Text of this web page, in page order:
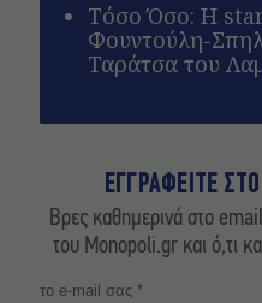
Τόσο Όσο: Η
Φουντούλη-
Ταράτσα του
ΕΓΓΡΑΦΕΙΤΕ ΣΤΟ
Βρες καθημερινά στο
του Monopoli.gr και ό,τι